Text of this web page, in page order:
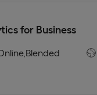
for Business
Blended